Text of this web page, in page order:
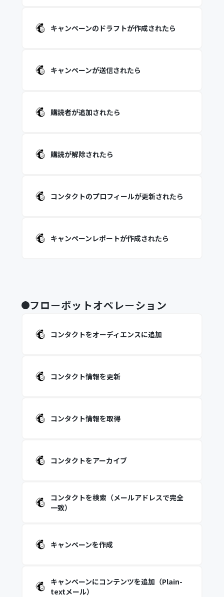
キャンペーンのドラフトが作成されたら
キャンペーンが送信されたら
購読者が追加されたら
購読が解除されたら
コンタクトのプロフィールが更新されたら
キャンペーンレポートが作成されたら
フローボットオペレーション
コンタクトをオーディエンスに追加
コンタクト情報を更新
コンタクト情報を取得
コンタクトをアーカイブ
コンタクトを検索（メールアドレスで完全
一致）
キャンペーンを作成
キャンペーンにコンテンツを追加（Plain-
textメール）